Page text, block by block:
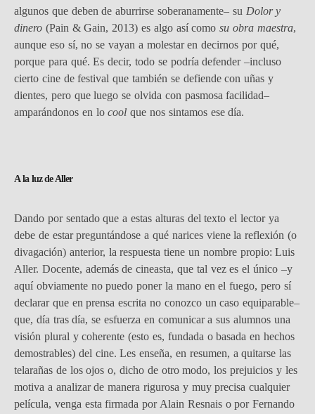
algunos que deben de aburrirse soberanamente– su Dolor y
dinero (Pain & Gain, 2013) es algo así comosu obra maestra,
aunque eso sí, no se vayan a molestar en decirnos por qué,
porque para qué. Es decir, todo se podría defender –incluso
cierto cine de festival que también se defiende con uñas y
dientes, pero que luego se olvida con pasmosa facilidad–
amparándonos en locool que nos sintamos ese día.
A la luz de Aller
Dando por sentado que a estas alturas del texto el lector ya
debe de estar preguntándose a qué narices viene la reflexión (o
divagación) anterior, la respuesta tiene un nombre propio: Luis
Aller. Docente, además de cineasta, que tal vez es el único –y
aquí obviamente no puedo poner la mano en el fuego, pero sí
declarar que en prensa escrita no conozco un caso equiparable–
que, día tras día, se esfuerza en comunicar a sus alumnos una
visión plural y coherente (esto es, fundada o basada en hechos
demostrables) del cine. Les enseña, en resumen, a quitarse las
telarañas de los ojos o, dicho de otro modo, los prejuicios y les
motiva a analizar de manera rigurosa y muy precisa cualquier
película, venga esta firmada por Alain Resnais o por Fernando